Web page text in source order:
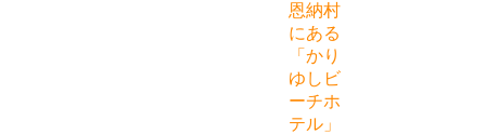
恩納村
にある
「かり
ゆしビ
ーチホ
テル」